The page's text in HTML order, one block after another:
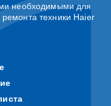
необходимыми для
техники Haier